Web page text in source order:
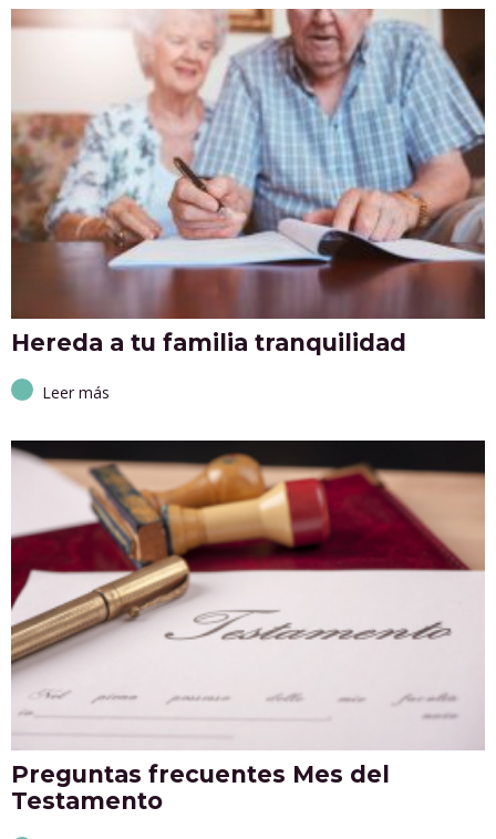
Hereda a tu familia tranquilidad
Leer más
Preguntas frecuentes Mes del
Testamento